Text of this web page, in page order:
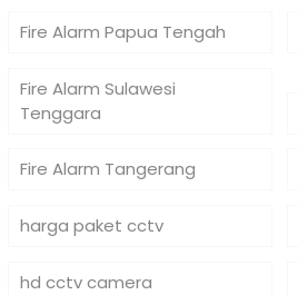
Fire Alarm Papua Tengah
Fire Alarm Sulawesi
Tenggara
Fire Alarm Tangerang
harga paket cctv
hd cctv camera